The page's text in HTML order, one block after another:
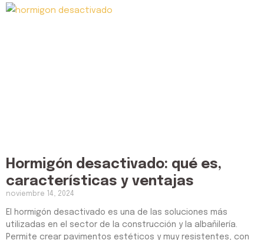
Hormigón desactivado: qué es,
características y ventajas
noviembre 14, 2024
El hormigón desactivado es una de las soluciones más
utilizadas en el sector de la construcción y la albañilería.
Permite crear pavimentos estéticos y muy resistentes, con